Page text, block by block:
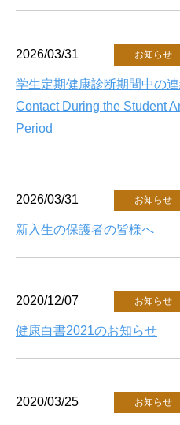
2026/03/31 お知らせ
学生定期健康診断期間中の
Contact During the Student
Period
2026/03/31 お知らせ
新入生の保護者の皆様へ
2020/12/07 お知らせ
健康白書2021のお知らせ
2020/03/25 お知らせ
総合保健体
健康